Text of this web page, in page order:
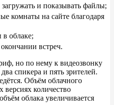
и показывать файлы;
комнаты на сайте благодаря
в облаке;
окончании встреч.
но по нему к видеозвонку
спикера и пять зрителей.
Объём облачного
версиях количество
объём облака увеличивается